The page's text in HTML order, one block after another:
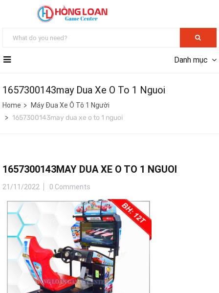
Danh mục
1657300143may Dua Xe O To 1 Nguoi
Home Máy Đua Xe Ô Tô 1 Người
1657300143may dua xe o to 1 nguoi
1657300143MAY DUA XE O TO 1 NGUOI
21/11/2022 0 Comments